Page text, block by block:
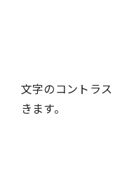
文字のコントラ
きます。